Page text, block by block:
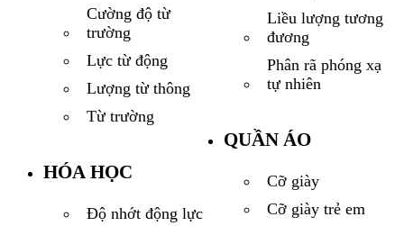
Cường độ từ
trường
Lực từ động
Lượng từ thông
Từ trường
HÓA HỌC
Độ nhớt động lực
Liều lượng tương
đương
Phân rã phóng xạ
tự nhiên
QUẦN ÁO
Cỡ giày
Cỡ giày trẻ em